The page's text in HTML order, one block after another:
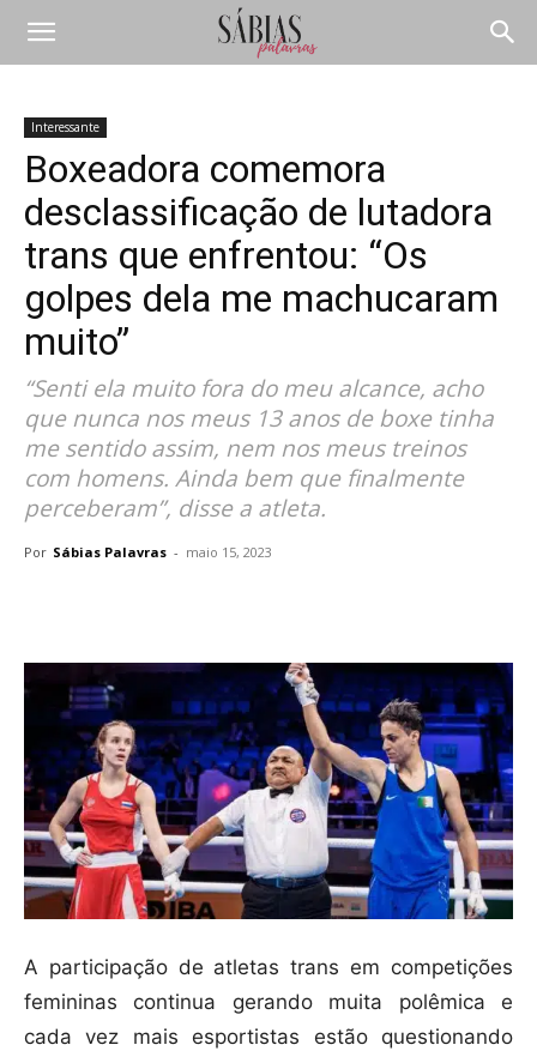
Interessante
Boxeadora comemora
desclassificação de lutadora
trans que enfrentou: “Os
golpes dela me machucaram
muito”
“Senti ela muito fora do meu alcance, acho
que nunca nos meus 13 anos de boxe tinha
me sentido assim, nem nos meus treinos
com homens. Ainda bem que finalmente
perceberam”, disse a atleta.
Por Sábias Palavras - maio 15, 2023
A participação de atletas trans em competições
femininas continua gerando muita polêmica e
cada vez mais esportistas estão questionando